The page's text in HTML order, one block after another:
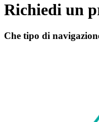
Richiedi un
Che tipo di